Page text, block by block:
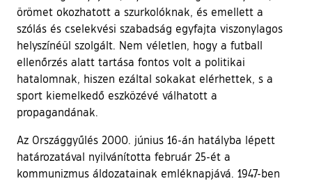
örömet okozhatott a szurkolóknak, és emellett a
szólás és cselekvési szabadság egyfajta viszonylagos
helyszínéül szolgált. Nem véletlen, hogy a futball
ellenőrzés alatt tartása fontos volt a politikai
hatalomnak, hiszen ezáltal sokakat elérhettek, s a
sport kiemelkedő eszközévé válhatott a
propagandának.
Az Országgyűlés 2000. június 16-án hatályba lépett
határozatával nyilvánította február 25-ét a
kommunizmus áldozatainak emléknapjává. 1947-ben